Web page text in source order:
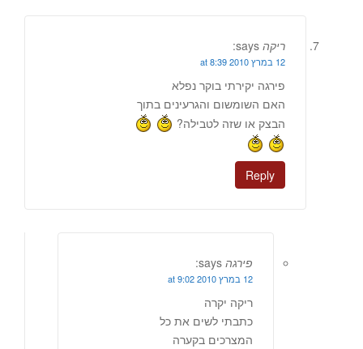
ריקה says:
12 במרץ 2010 at 8:39
פירגה יקירתי בוקר נפלא
האם השומשום והגרעינים בתוך
הבצק או שזה לטבילה?
Reply
פירגה says:
12 במרץ 2010 at 9:02
ריקה יקרה
כתבתי לשים את כל
המצרכים בקערה